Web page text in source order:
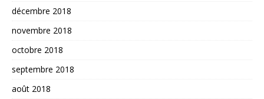
décembre 2018
novembre 2018
octobre 2018
septembre 2018
août 2018